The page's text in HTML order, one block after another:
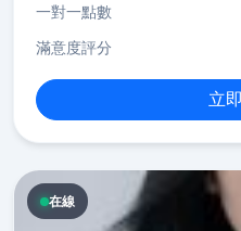
一對一點數
滿意度評分
立
在線